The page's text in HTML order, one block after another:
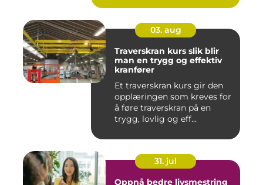
03. aug
Traverskran kurs slik blir
man en trygg og effektiv
kranfører
Et traverskran kurs gir den
opplæringen som kreves for
å føre traverskran på en
trygg, lovlig og eff...
31. jul
Oppnå bedre livsmestring